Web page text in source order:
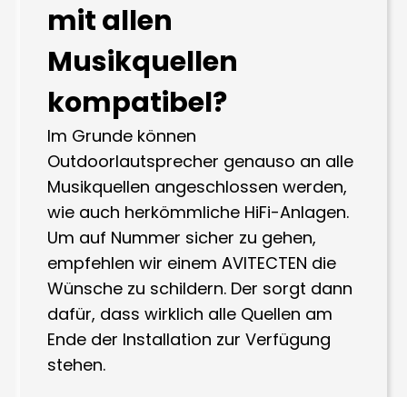
mit allen
Musikquellen
kompatibel?
Im Grunde können
Outdoorlautsprecher genauso an alle
Musikquellen angeschlossen werden,
wie auch herkömmliche HiFi-Anlagen.
Um auf Nummer sicher zu gehen,
empfehlen wir einem AVITECTEN die
Wünsche zu schildern. Der sorgt dann
dafür, dass wirklich alle Quellen am
Ende der Installation zur Verfügung
stehen.